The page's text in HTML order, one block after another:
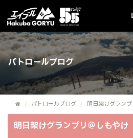
パトロールブログ
パトロールブログ 明日架けグラン
明日架けグランプリ＠しもやけ